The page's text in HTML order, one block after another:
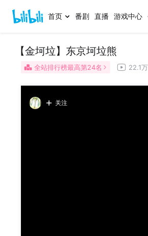
首页 番剧 直播 游戏中心
【金坷垃】东京坷垃熊
全站排行榜最高第24名 22.1万
关注